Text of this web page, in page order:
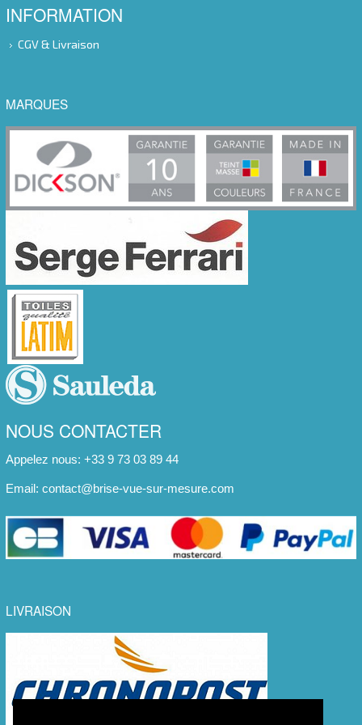
INFORMATION
CGV & Livraison
MARQUES
NOUS CONTACTER
Appelez nous: +33 9 73 03 89 44
Email: contact@brise-vue-sur-mesure.com
LIVRAISON